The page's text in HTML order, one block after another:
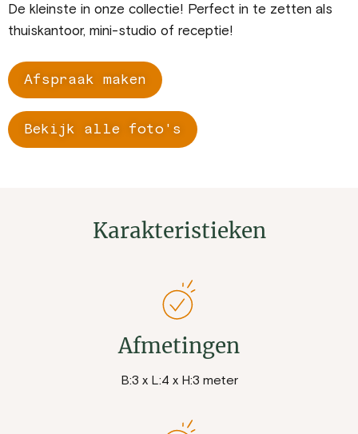
De kleinste in onze collectie! Perfect in te zetten als
thuiskantoor, mini-studio of receptie!
Afspraak maken
Bekijk alle foto's
Karakteristieken
Afmetingen
B:3 x L:4 x H:3 meter